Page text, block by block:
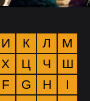
И К Л
М
Х Ц Ч
Ш
F G H
I